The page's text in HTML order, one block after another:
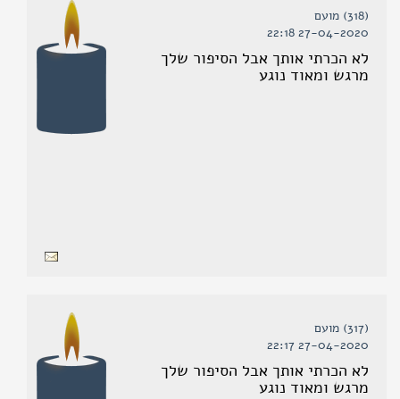
(318) מועם
27-04-2020 22:18
לא הכרתי אותך אבל הסיפור שלך
מרגש ומאוד נוגע
(317) מועם
27-04-2020 22:17
לא הכרתי אותך אבל הסיפור שלך
מרגש ומאוד נוגע